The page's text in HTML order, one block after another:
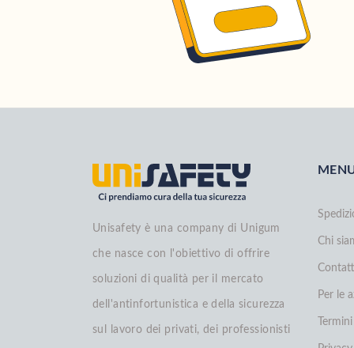
Unisafety è una company di Unigum
che nasce con l'obiettivo di offrire
soluzioni di qualità per il mercato
dell'antinfortunistica e della sicurezza
sul lavoro dei privati, dei professionisti
Chi
Per le